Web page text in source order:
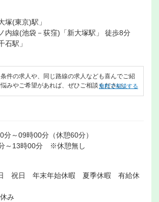
塚(東京)駅」
内線(池袋－荻窪)「新大塚駅」 徒歩8分
石駅」
件の求人や、同じ路線の求人なども喜んでご紹
みやご希望があれば、ぜひご相談ください。
無料で相談する
～09時00分（休憩60分）
～13時00分 ※休憩無し
祝日 年末年始休暇 夏季休暇 有給休
み